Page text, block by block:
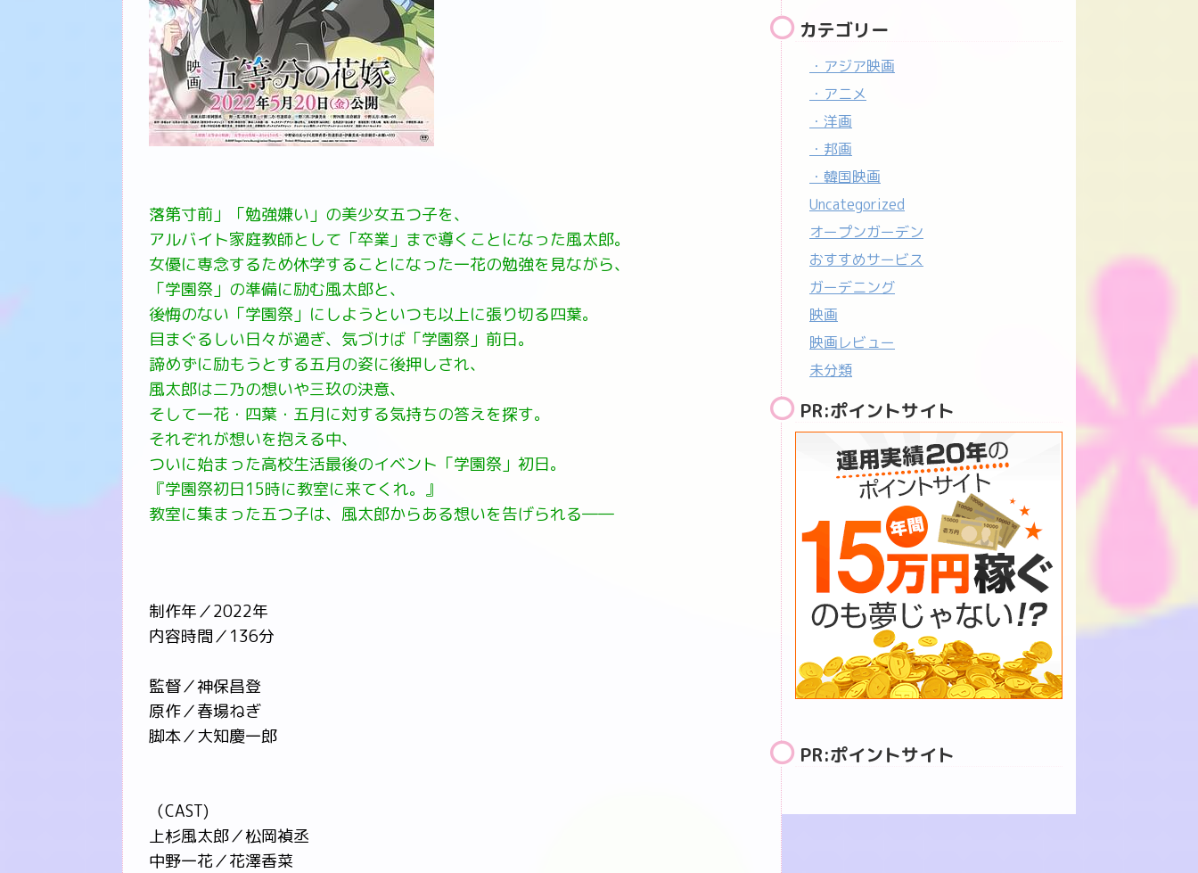
落第寸前」「勉強嫌い」の美少女五つ子を、
アルバイト家庭教師として「卒業」まで導くことになった風太郎。
女優に専念するため休学することになった一花の勉強を見ながら、
「学園祭」の準備に励む風太郎と、
後悔のない「学園祭」にしようといつも以上に張り切る四葉。
目まぐるしい日々が過ぎ、気づけば「学園祭」前日。
諦めずに励もうとする五月の姿に後押しされ、
風太郎は二乃の想いや三玖の決意、
そして一花・四葉・五月に対する気持ちの答えを探す。
それぞれが想いを抱える中、
ついに始まった高校生活最後のイベント「学園祭」初日。
『学園祭初日15時に教室に来てくれ。』
教室に集まった五つ子は、風太郎からある想いを告げられる――
制作年／2022年
内容時間／136分
監督／神保昌登
原作／春場ねぎ
脚本／大知慶一郎
（CAST)
上杉風太郎／松岡禎丞
中野一花／花澤香菜
カテゴリー
・アジア映画
・アニメ
・洋画
・邦画
・韓国映画
Uncategorized
オープンガーデン
おすすめサービス
ガーデニング
映画
映画レビュー
未分類
PR:ポイントサイト
PR:ポイントサイト